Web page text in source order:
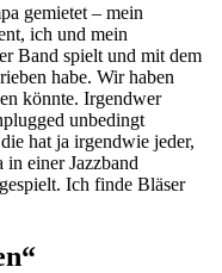
gemietet – mein
ich und mein
Band spielt und mit dem
habe. Wir haben
könnte. Irgendwer
unbedingt
hat ja irgendwie jeder,
einer Jazzband
Ich finde Bläser